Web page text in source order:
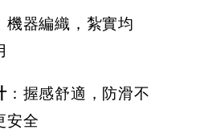
機器編織，紮實均
：握感舒適，防滑不
安全